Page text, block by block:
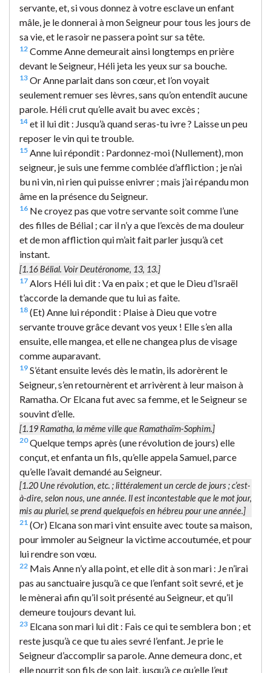
servante, et, si vous donnez à votre esclave un enfant
mâle, je le donnerai à mon Seigneur pour tous les jours de
sa vie, et le rasoir ne passera point sur sa tête.
12 Comme Anne demeurait ainsi longtemps en prière
devant le Seigneur, Héli jeta les yeux sur sa bouche.
13 Or Anne parlait dans son cœur, et l’on voyait
seulement remuer ses lèvres, sans qu’on entendît aucune
parole. Héli crut qu’elle avait bu avec excès ;
14 et il lui dit : Jusqu’à quand seras-tu ivre ? Laisse un peu
reposer le vin qui te trouble.
15 Anne lui répondit : Pardonnez-moi (Nullement), mon
seigneur, je suis une femme comblée d’affliction ; je n’ai
bu ni vin, ni rien qui puisse enivrer ; mais j’ai répandu mon
âme en la présence du Seigneur.
16 Ne croyez pas que votre servante soit comme l’une
des filles de Bélial ; car il n’y a que l’excès de ma douleur
et de mon affliction qui m’ait fait parler jusqu’à cet
instant.
[1.16Bélial. Voir Deutéronome, 13, 13.]
17 Alors Héli lui dit : Va en paix ; et que le Dieu d’Israël
t’accorde la demande que tu lui as faite.
18 (Et) Anne lui répondit : Plaise à Dieu que votre
servante trouve grâce devant vos yeux ! Elle s’en alla
ensuite, elle mangea, et elle ne changea plus de visage
comme auparavant.
19 S’étant ensuite levés dès le matin, ils adorèrent le
Seigneur, s’en retournèrent et arrivèrent à leur maison à
Ramatha. Or Elcana fut avec sa femme, et le Seigneur se
souvint d’elle.
[1.19Ramatha, la même ville que Ramathaïm-Sophim.]
20Quelque temps après (une révolution de jours) elle
conçut, et enfanta un fils, qu’elle appela Samuel, parce
qu’elle l’avait demandé au Seigneur.
[1.20 Une révolution, etc. ; littéralementun cercle de jours; c’est-
à-dire, selon nous, une année. Il est incontestable que le motjour,
mis au pluriel, se prend quelquefois en hébreu pourune année.]
21 (Or) Elcana son mari vint ensuite avec toute sa maison,
pour immoler au Seigneur la victime accoutumée, et pour
lui rendre son vœu.
22 Mais Anne n’y alla point, et elle dit à son mari : Je n’irai
pas au sanctuaire jusqu’à ce que l’enfant soit sevré, et je
le mènerai afin qu’il soit présenté au Seigneur, et qu’il
demeure toujours devant lui.
23 Elcana son mari lui dit : Fais ce qui te semblera bon ; et
reste jusqu’à ce que tu aies sevré l’enfant. Je prie le
Seigneur d’accomplir sa parole. Anne demeura donc, et
elle nourrit son fils de son lait, jusqu’à ce qu’elle l’eut